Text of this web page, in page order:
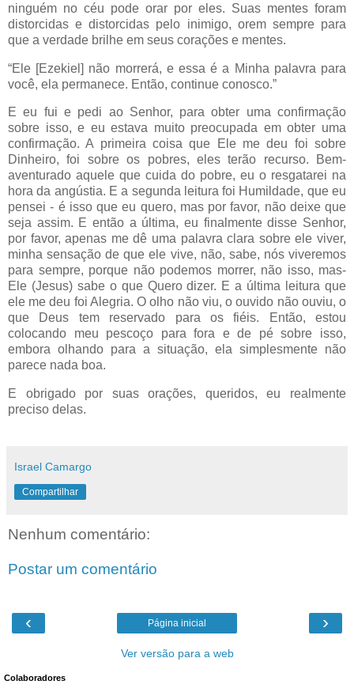
ninguém no céu pode orar por eles. Suas mentes foram
distorcidas e distorcidas pelo inimigo, orem sempre para
que a verdade brilhe em seus corações e mentes.
“Ele [Ezekiel] não morrerá, e essa é a Minha palavra para
você, ela permanece. Então, continue conosco.”
E eu fui e pedi ao Senhor, para obter uma confirmação
sobre isso, e eu estava muito preocupada em obter uma
confirmação. A primeira coisa que Ele me deu foi sobre
Dinheiro, foi sobre os pobres, eles terão recurso. Bem-
aventurado aquele que cuida do pobre, eu o resgatarei na
hora da angústia. E a segunda leitura foi Humildade, que eu
pensei - é isso que eu quero, mas por favor, não deixe que
seja assim. E então a última, eu finalmente disse Senhor,
por favor, apenas me dê uma palavra clara sobre ele viver,
minha sensação de que ele vive, não, sabe, nós viveremos
para sempre, porque não podemos morrer, não isso, mas-
Ele (Jesus) sabe o que Quero dizer. E a última leitura que
ele me deu foi Alegria. O olho não viu, o ouvido não ouviu, o
que Deus tem reservado para os fiéis. Então, estou
colocando meu pescoço para fora e de pé sobre isso,
embora olhando para a situação, ela simplesmente não
parece nada boa.
E obrigado por suas orações, queridos, eu realmente
preciso delas.
Israel Camargo
Compartilhar
Nenhum comentário:
Postar um comentário
‹ ›
Página inicial
Ver versão para a web
Colaboradores